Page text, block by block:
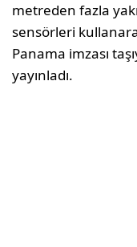
metreden fazla
sensörleri
Panama imzası
yayınladı.